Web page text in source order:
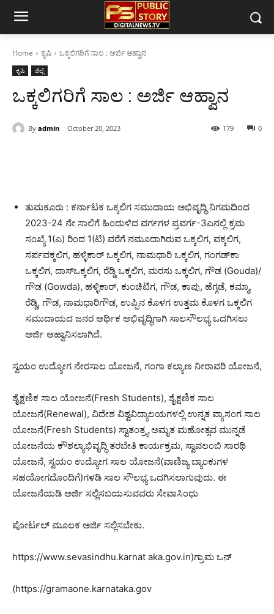
Home ಕೃಷಿ ಒಕ್ಕಲಿಗರಿಗೆ ಸಾಲ : ಅರ್ಜಿ ಆಹ್ವಾನ
ಕೃಷಿ ಜಿಲ್ಲೆ
ಒಕ್ಕಲಿಗರಿಗೆ ಸಾಲ : ಅರ್ಜಿ ಆಹ್ವಾನ
By admin October 20, 2023 0
179
ತುಮಕೂರು : ಕರ್ನಾಟಕ ಒಕ್ಕಲಿಗ ಸಮುದಾಯ ಅಭಿವೃದ್ಧಿ ನಿಗಮದಿಂದ
2023-24 ನೇ ಸಾಲಿಗೆ ಹಿಂದುಳಿದ ವರ್ಗಗಳ ಪ್ರವರ್ಗ-3ಎನಲ್ಲಿ ಕ್ರಮ
ಸಂಖ್ಯೆ 1(ಎ) ರಿಂದ 1(ಟಿ) ವರೆಗೆ ನಮೂದಾಗಿರುವ ಒಕ್ಕಲಿಗ, ವಕ್ಕಲಿಗ,
ಸರ್ಪವಕ್ಕಲಿಗ, ಹಳ್ಳಿಕಾರ್ ಒಕ್ಕಲಿಗ, ನಾಮಧಾರಿ ಒಕ್ಕಲಿಗ, ಗಂಗಡ್‌ಕಾ‌
ಒಕ್ಕಲಿಗ, ದಾಸ್‌ಒಕ್ಕಲಿಗ, ರೆಡ್ಡಿ ಒಕ್ಕಲಿಗ, ಮರಸು ಒಕ್ಕಲಿಗ, ಗೌಡ (Gouda)/
ಗೌಡ (Gowda), ಹಳ್ಳಿಕಾರ್, ಕುಂಚಿಟಿಗ, ಗೌಡ, ಕಾಪು, ಹೆಗ್ಗಡೆ, ಕಮ್ಮಾ,
ರೆಡ್ಡಿ, ಗೌಡ‌, ನಾಮಧಾರಿಗೌಡ, ಉಪ್ಪಿನ ಕೊಳಗ ಉತ್ತಮ ಕೊಳಗ ಒಕ್ಕಲಿಗ
ಸಮುದಾಯದ ಜನರ ಆರ್ಥಿಕ ಅಭಿವೃದ್ಧಿಗಾಗಿ ಸಾಲಸೌಲಭ್ಯ ಒದಗಿಸಲು
ಅರ್ಜಿ ಆಹ್ವಾನಿಸಲಾಗಿದೆ.
ಸ್ವಯಂ ಉದ್ಯೋಗ ನೇರಸಾಲ ಯೋಜನೆ, ಗಂಗಾ ಕಲ್ಯಾಣ ನೀರಾವರಿ ಯೋಜನೆ,
ಶೈಕ್ಷಣಿಕ ಸಾಲ ಯೋಜನೆ(Fresh Students), ಶೈಕ್ಷಣಿಕ ಸಾಲ
ಯೋಜನೆ(Renewal), ವಿದೇಶ ವಿಶ್ವವಿದ್ಯಾಲಯಗಳಲ್ಲಿ ಉನ್ನತ ವ್ಯಾಸಂಗ ಸಾಲ
ಯೋಜನೆ(Fresh Students) ಸ್ವಾತಂತ್ರ್ಯ ಅಮೃತ ಮಹೋತ್ಸವ ಮುನ್ನಡೆ
ಯೋಜನೆಯ ಕೌಶಲ್ಯಾಭಿವೃದ್ಧಿ ತರಬೇತಿ ಕಾರ್ಯಕ್ರಮ, ಸ್ವಾವಲಂಬಿ ಸಾರಥಿ
ಯೋಜನೆ, ಸ್ವಯಂ ಉದ್ಯೋಗ ಸಾಲ ಯೋಜನೆ(ವಾಣಿಜ್ಯ ಬ್ಯಾಂಕುಗಳ
ಸಹಯೋಗದೊಂದಿಗೆ)ಗಳಡಿ ಸಾಲ ಸೌಲಭ್ಯ ಒದಗಿಸಲಾಗುವುದು. ಈ
ಯೋಜನೆಯಡಿ ಅರ್ಜಿ ಸಲ್ಲಿಸಬಯಸುವವರು ಸೇವಾಸಿಂಧು
ಪೋರ್ಟಲ್ ಮೂಲಕ ಅರ್ಜಿ ಸಲ್ಲಿಸಬೇಕು.
https://www.sevasindhu.karnat aka.gov.in)ಗ್ರಾಮ ಒನ್
(https://gramaone.karnataka.gov